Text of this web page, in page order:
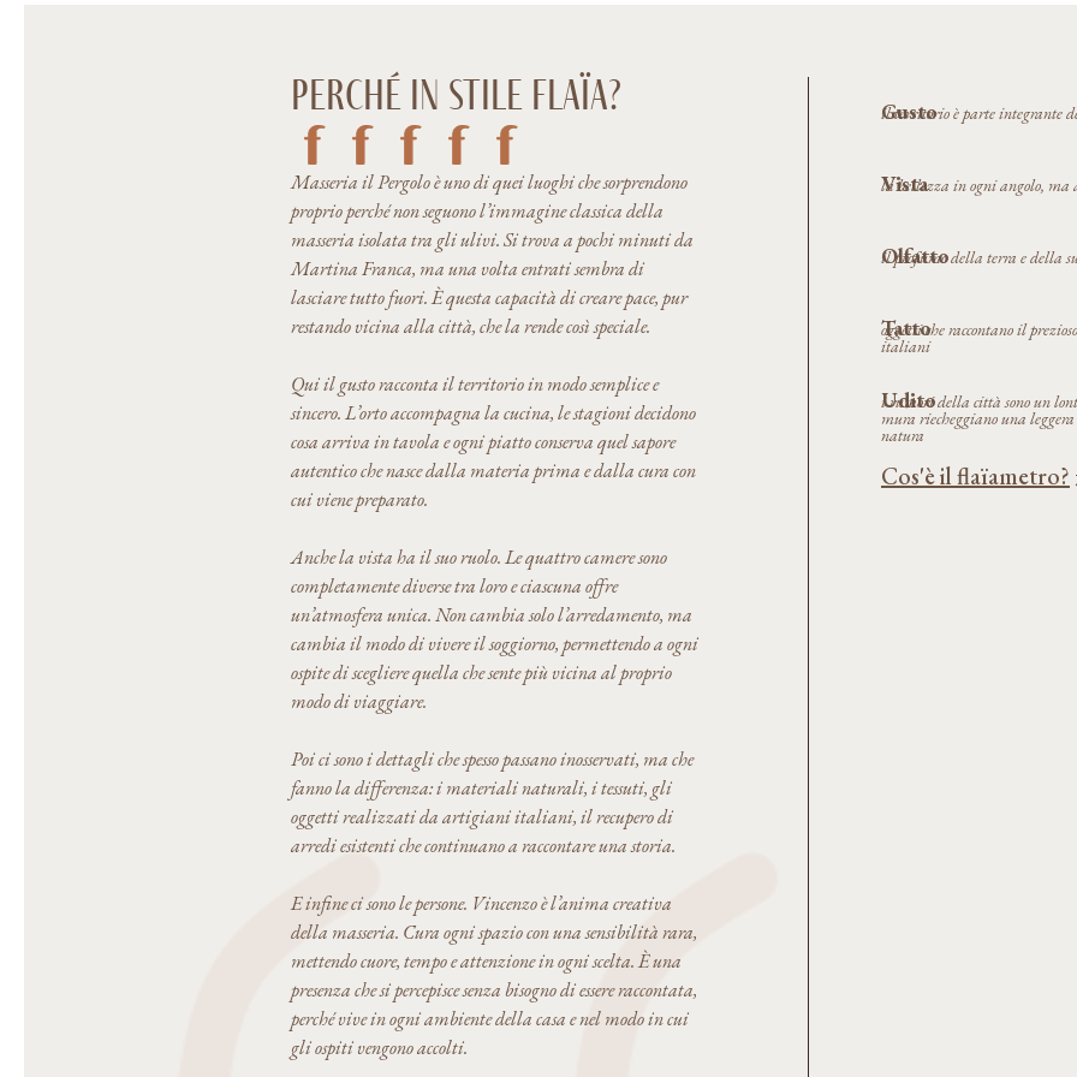
Oggi questo
Pietro, che
valorizzando i
territorio. Ogni
rivestite, ogni
La masseria
identità, e invita
L’orto continua a
utilizzati in
perché in stile FlaïA?
Masseria il Pergolo è uno di quei luoghi che sorprendono
proprio perché non seguono l’immagine classica della
masseria isolata tra gli ulivi. Si trova a pochi minuti da
Martina Franca, ma una volta entrati sembra di
lasciare tutto fuori. È questa capacità di creare pace, pur
restando vicina alla città, che la rende così speciale.
Qui il gusto racconta il territorio in modo semplice e
sincero. L’orto accompagna la cucina, le stagioni decidono
cosa arriva in tavola e ogni piatto conserva quel sapore
autentico che nasce dalla materia prima e dalla cura con
cui viene preparato.
Anche la vista ha il suo ruolo. Le quattro camere sono
completamente diverse tra loro e ciascuna offre
un’atmosfera unica. Non cambia solo l’arredamento, ma
cambia il modo di vivere il soggiorno, permettendo a ogni
ospite di scegliere quella che sente più vicina al proprio
modo di viaggiare.
Poi ci sono i dettagli che spesso passano inosservati, ma che
fanno la differenza: i materiali naturali, i tessuti, gli
oggetti realizzati da artigiani italiani, il recupero di
arredi esistenti che continuano a raccontare una storia.
E infine ci sono le persone. Vincenzo è l’anima creativa
della masseria. Cura ogni spazio con una sensibilità rara,
mettendo cuore, tempo e attenzione in ogni scelta. È una
presenza che si percepisce senza bisogno di essere raccontata,
perché vive in ogni ambiente della casa e nel modo in cui
gli ospiti vengono accolti.
Gusto
il territorio è parte integrante
Vista
la bellezza in ogni angolo, ma
Olfatto
il profumo della terra e della
Tatto
oggetti che raccontano il
italiani
Udito
i rumori della città sono un
mura riecheggiano una
natura
Cos'è il flaïametro?